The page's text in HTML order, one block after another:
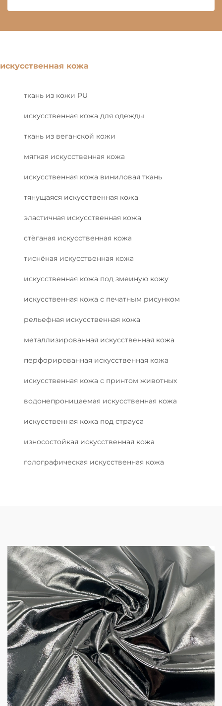
искусственная кожа
ткань из кожи PU
искусственная кожа для одежды
ткань из веганской кожи
мягкая искусственная кожа
искусственная кожа виниловая ткань
тянущаяся искусственная кожа
эластичная искусственная кожа
стёганая искусственная кожа
тиснёная искусственная кожа
искусственная кожа под змеиную кожу
искусственная кожа с печатным рисунком
рельефная искусственная кожа
металлизированная искусственная кожа
перфорированная искусственная кожа
искусственная кожа с принтом животных
водонепроницаемая искусственная кожа
искусственная кожа под страуса
износостойкая искусственная кожа
голографическая искусственная кожа